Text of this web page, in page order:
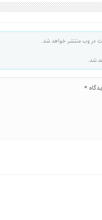
در وب منتشر خواهد شد.
شد.